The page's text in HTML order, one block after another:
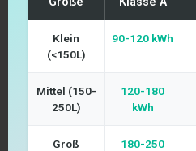
Klein
(<150L)
90-120 kWh
Mittel (150-
250L)
120-180
kWh
Groß
180-250